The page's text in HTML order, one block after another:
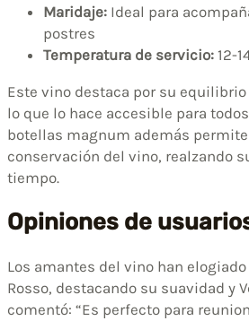
Maridaje: Ideal para
postres
Temperatura de servicio: 12-
Este vino destaca por su
lo que lo hace accesible para
botellas magnum además
conservación del vino, realzando
tiempo.
Opiniones de
Los amantes del vino han
Rosso, destacando su suavidad y
comentó: “Es perfecto para